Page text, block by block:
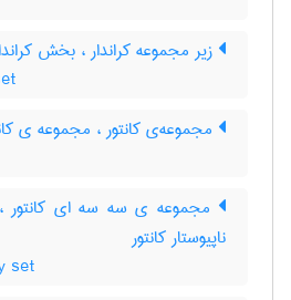
زیر مجموعه کراندار ، بخش
مجموعه‌ی کانتور ، مجموعه ی
مجموعه ی سه سه ای کانتور
ناپیوستار کانتور
set